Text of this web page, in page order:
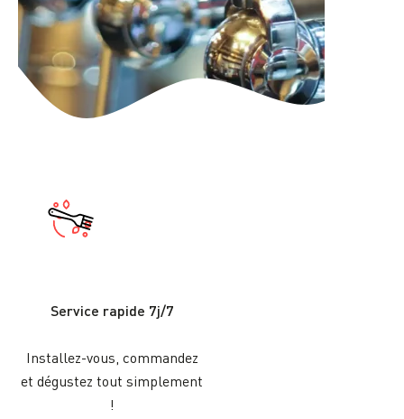
Service rapide 7j/7
Installez-vous, commandez
et dégustez tout simplement
!